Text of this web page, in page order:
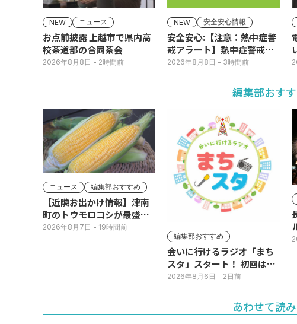
NEW ニュース
お点前披露 上越市で県内高
校茶道部の合同茶会
2026年8月8日 - 2時間前
NEW 安全安心情報
安全安心:【注意：熱中症警
戒アラート】熱中症警戒ア
ラートが発表されていま
2026年8月8日 - 3時間前
編集部おす
ニュース 編集部おすすめ
【近隣お出かけ情報】津南
町のトウモロコシが最盛
期！国道ロードサイドの直
2026年8月7日 - 19時間前
編集部おすすめ
会いに行けるラジオ「まち
スタ」スタート！ 初回は11
日(火･祝) 公開生放送
2026年8月6日 - 2日前
あわせて読